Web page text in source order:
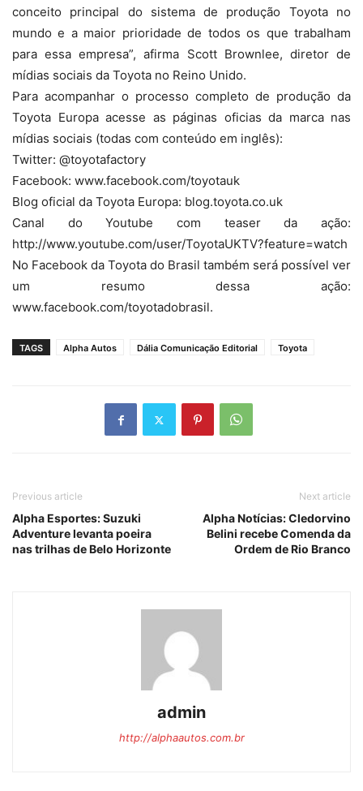
conceito principal do sistema de produção Toyota no
mundo e a maior prioridade de todos os que trabalham
para essa empresa”, afirma Scott Brownlee, diretor de
mídias sociais da Toyota no Reino Unido.
Para acompanhar o processo completo de produção da
Toyota Europa acesse as páginas oficias da marca nas
mídias sociais (todas com conteúdo em inglês):
Twitter: @toyotafactory
Facebook: www.facebook.com/toyotauk
Blog oficial da Toyota Europa: blog.toyota.co.uk
Canal do Youtube com teaser da ação:
http://www.youtube.com/user/ToyotaUKTV?feature=watch
No Facebook da Toyota do Brasil também será possível ver
um resumo dessa ação:
www.facebook.com/toyotadobrasil.
TAGS Alpha Autos Dália Comunicação Editorial Toyota
Previous article
Alpha Esportes: Suzuki
Adventure levanta poeira
nas trilhas de Belo Horizonte
Next article
Alpha Notícias: Cledorvino
Belini recebe Comenda da
Ordem de Rio Branco
admin
http://alphaautos.com.br